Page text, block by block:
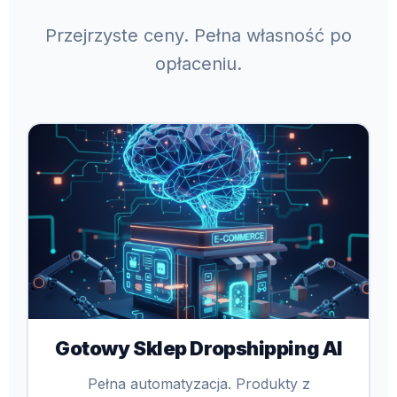
Przejrzyste ceny. Pełna własność po
opłaceniu.
Gotowy Sklep Dropshipping AI
Pełna automatyzacja. Produkty z